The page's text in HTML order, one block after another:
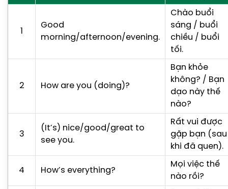
1
Good
morning/afternoon/evening.
Chào buổi
sáng / buổi
chiều / buổi
tối.
2 How are you (doing)?
Bạn khỏe
không? / Bạn
dạo này thế
nào?
3
(It’s) nice/good/great to
see you.
Rất vui được
gặp bạn (sau
khi đã quen).
4 How’s everything?
Mọi việc thế
nào rồi?